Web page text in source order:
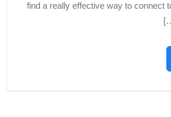
find a really effective way to connect